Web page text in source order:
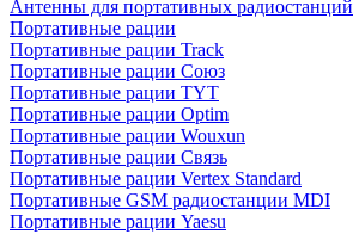
Антенны для портативных радиостанций
Портативные рации
Портативные рации Track
Портативные рации Союз
Портативные рации TYT
Портативные рации Optim
Портативные рации Wouxun
Портативные рации Связь
Портативные рации Vertex Standard
Портативные GSM радиостанции MDI
Портативные рации Yaesu